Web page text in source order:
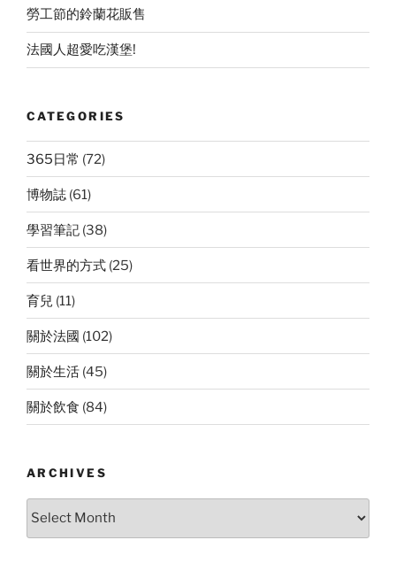
勞工節的鈴蘭花販售
法國人超愛吃漢堡!
CATEGORIES
365日常 (72)
博物誌 (61)
學習筆記 (38)
看世界的方式 (25)
育兒 (11)
關於法國 (102)
關於生活 (45)
關於飲食 (84)
ARCHIVES
Archives